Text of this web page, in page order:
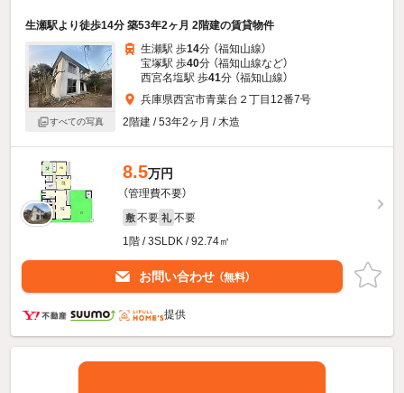
生瀬駅より徒歩14分 築53年2ヶ月 2階建の賃貸物件
すべての写真
生瀬駅 歩14分 （福知山線）
宝塚駅 歩40分 （福知山線など）
西宮名塩駅 歩41分 （福知山線）
兵庫県西宮市青葉台２丁目12番7号
2階建 / 53年2ヶ月 / 木造
8.5万円
（管理費不要）
敷 不要 礼 不要
1階 / 3SLDK / 92.74㎡
お問い合わせ （無料）
提供